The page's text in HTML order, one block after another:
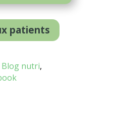
patients
Blog nutri,